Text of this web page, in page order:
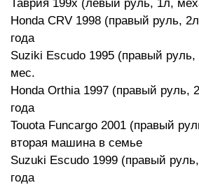
Таврия 199х (левый руль, 1л,
Honda CRV 1998 (правый руль,
года
Suziki Escudo 1995 (правый
мес.
Honda Orthia 1997 (правый руль,
года
Touota Funcargo 2001 (правый
вторая машина в семье
Suzuki Escudo 1999 (правый
года